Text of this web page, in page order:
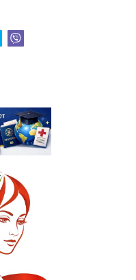
интерна
в СДО
клиническую